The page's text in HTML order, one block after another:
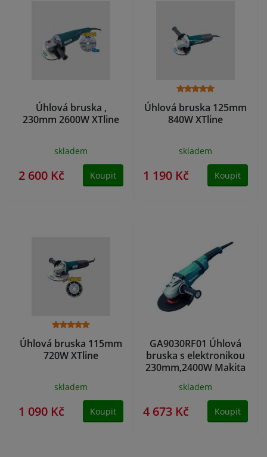
Úhlová bruska ,
230mm 2600W XTline
skladem
2 600 Kč Koupit
Úhlová bruska 125mm
840W XTline
skladem
1 190 Kč Koupit
Úhlová bruska 115mm
720W XTline
skladem
1 090 Kč Koupit
GA9030RF01 Úhlová
bruska s elektronikou
230mm,2400W Makita
skladem
4 673 Kč Koupit